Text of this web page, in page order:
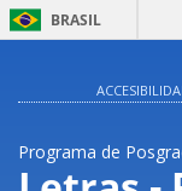
BRASIL
Programa de